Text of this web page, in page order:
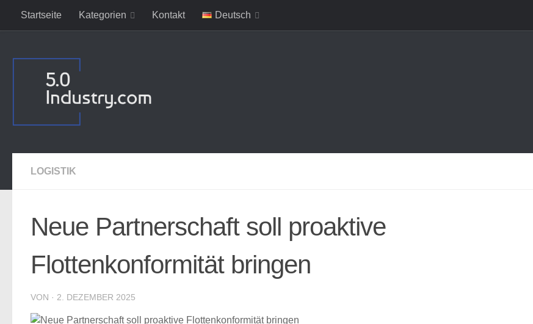
Zum Inhalt springen
Startseite Kategorien Kontakt Deutsch
LOGISTIK
Neue Partnerschaft soll proaktive
Flottenkonformität bringen
VON · 2. DEZEMBER 2025